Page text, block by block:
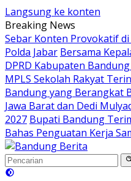
Langsung ke konten
Breaking News
Sebar Konten Provokatif
Polda Jabar Bersama
DPRD Kabupaten
MPLS Sekolah Rakyat
Bandung yang Berangkat
Jawa Barat dan Dedi
2027 Bupati Bandung
Bahas Penguatan Kerja